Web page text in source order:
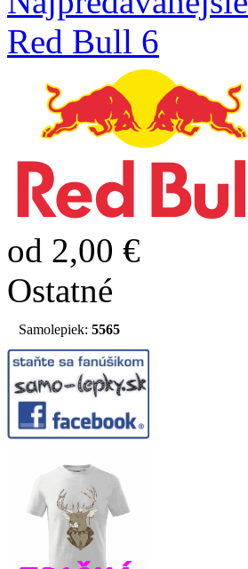
Red Bull 6
od 2,00 €
Ostatné
Samolepiek: 5565